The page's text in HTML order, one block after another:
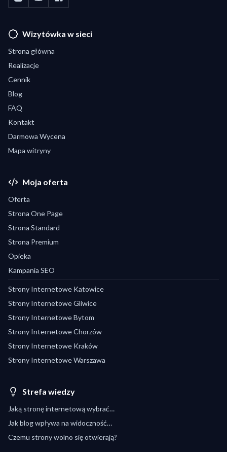
Wizytówka w sieci
Strona główna
Realizacje
Cennik
Blog
FAQ
Kontakt
Darmowa Wycena
Mapa witryny
Moja oferta
Oferta
Strona One Page
Strona Standard
Strona Premium
Opieka
Kampania SEO
Strony Internetowe Katowice
Strony Internetowe Gliwice
Strony Internetowe Bytom
Strony Internetowe Chorzów
Strony Internetowe Kraków
Strony Internetowe Warszawa
Strefa wiedzy
Jaką stronę internetową wybrać…
Jak blog wpływa na widoczność…
Czemu strony wolno się otwierają?